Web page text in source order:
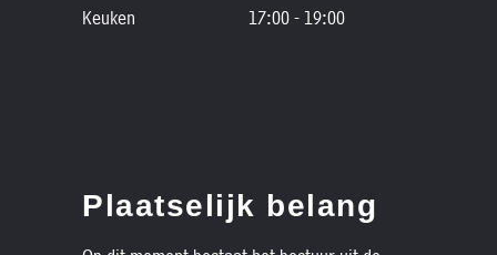
Keuken
17:00 - 19:00
Plaatselijk belang